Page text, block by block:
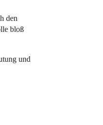
den
bloß
und